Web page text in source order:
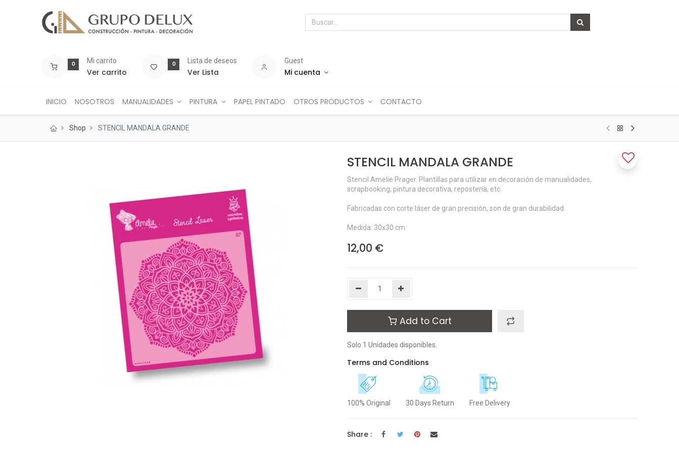
0 Mi carrito
Ver carrito
0 Lista de deseos
Ver Lista
Guest
Mi cuenta
INICIO NOSOTROS MANUALIDADES PINTURA PAPEL PINTADO OTROS PRODUCTOS CONTACTO
Shop STENCIL MANDALA GRANDE
STENCIL MANDALA GRANDE
Stencil Amelie Prager. Plantillas para utilizar en decoración de manualidades,
scrapbooking, pintura decorativa, repostería, etc.
Fabricadas con corte láser de gran precisión, son de gran durabilidad.
Medida: 30x30 cm
12,00 €
Add to Cart
Solo 1 Unidades disponibles.
Terms and Conditions
100% Original 30 Days Return Free Delivery
Share :